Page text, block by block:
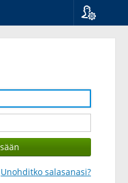
Unohditko salasanasi?